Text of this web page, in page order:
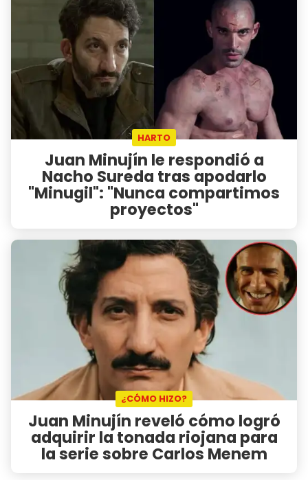
HARTO
Juan Minujín le respondió a
Nacho Sureda tras apodarlo
"Minugil": "Nunca compartimos
proyectos"
¿CÓMO HIZO?
Juan Minujín reveló cómo logró
adquirir la tonada riojana para
la serie sobre Carlos Menem